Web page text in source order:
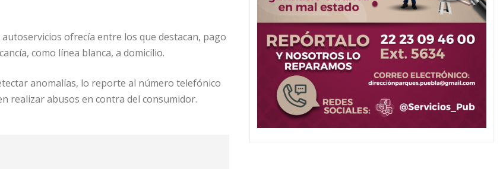
ofrecía entre los que destacan, pago
como línea blanca, a domicilio.
anomalías, lo reporte al número telefónico
realizar abusos en contra del consumidor.